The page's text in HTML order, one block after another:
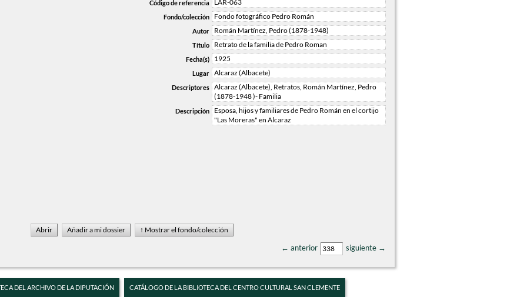
Código de referencia LAR-063
Fondo/colección Fondo fotográfico Pedro Román
Autor Román Martínez, Pedro (1878-1948)
Título Retrato de la familia de Pedro Roman
Fecha(s) 1925
Lugar Alcaraz (Albacete)
Descriptores
Alcaraz (Albacete), Retratos, Román Martínez, Pedro
(1878-1948 )- Familia
Descripción
Esposa, hijos y familiares de Pedro Román en el cortijo
"Las Moreras" en Alcaraz
← anterior siguiente →
DEL ARCHIVO DE LA DIPUTACIÓN CATÁLOGO DE LA BIBLIOTECA DEL CENTRO CULTURAL SAN CLEMENTE